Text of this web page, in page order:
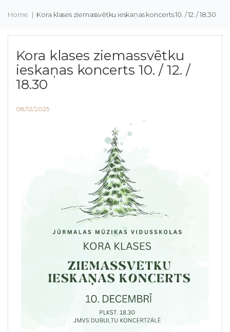
Home | Kora klases ziemassvētku ieskaņas koncerts 10. / 12. / 18.30
Kora klases ziemassvētku
ieskaņas koncerts 10. / 12. /
18.30
08/12/2025